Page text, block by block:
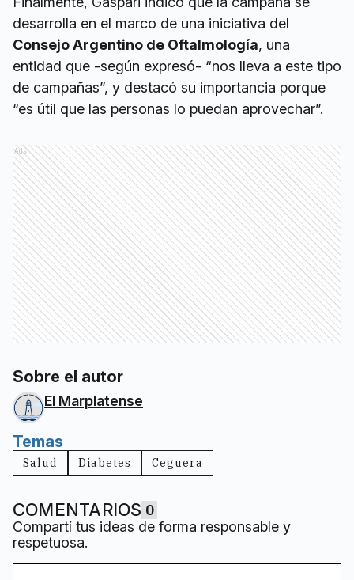
desarrolla en el marco de una iniciativa del
Consejo Argentino de Oftalmología, una
entidad que -según expresó- “nos lleva a este tipo
de campañas”, y destacó su importancia porque
“es útil que las personas lo puedan aprovechar”.
Ads
Sobre el autor
El Marplatense
Temas
Salud Diabetes Ceguera
COMENTARIOS 0
Compartí tus ideas de forma responsable y
respetuosa.